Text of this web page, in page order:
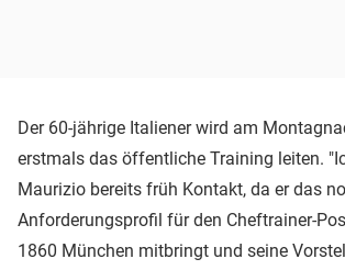
Der 60-jährige Italiener wird am
erstmals das öffentliche Training leiten.
Maurizio bereits früh Kontakt, da er das
Anforderungsprofil für den Cheftrainer-
1860 München mitbringt und seine